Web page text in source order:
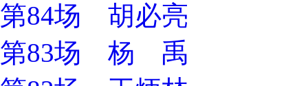
第84场 胡必亮
第83场 杨 禹